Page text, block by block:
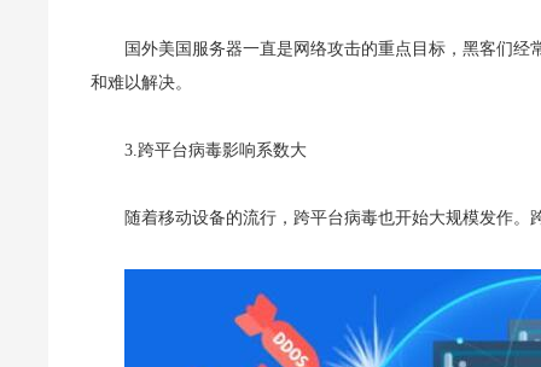
国外美国服务器一直是网络攻击的重点目标，黑客们
和难以解决。
3.跨平台病毒影响系数大
随着移动设备的流行，跨平台病毒也开始大规模发作